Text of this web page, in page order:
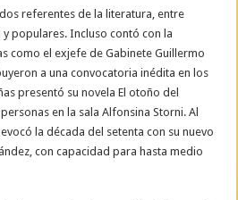
referentes de la literatura, entre
populares. Incluso contó con la
como el exjefe de Gabinete Guillermo
a una convocatoria inédita en los
presentó su novela El otoño del
en la sala Alfonsina Storni. Al
la década del setenta con su nuevo
con capacidad para hasta medio